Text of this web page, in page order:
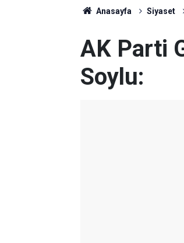
Anasayfa Siyaset
AK Parti
Soylu: